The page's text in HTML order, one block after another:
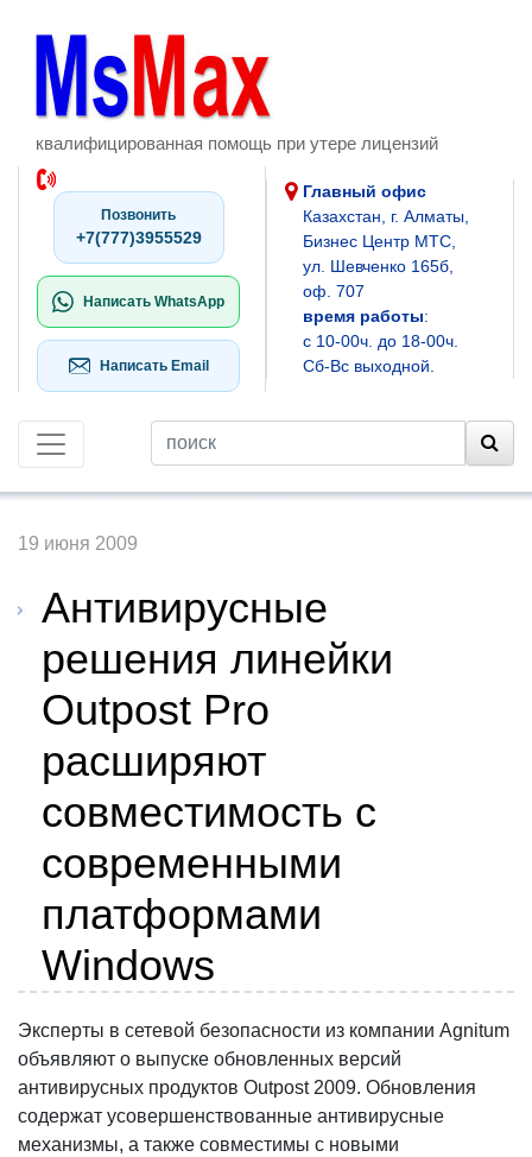
квалифицированная помощь при утере лицензий
Позвонить
+7(777)3955529
Написать WhatsApp
Написать Email
Главный офис
Казахстан, г. Алматы,
Бизнес Центр МТС,
ул. Шевченко 165б,
оф. 707
время работы:
с 10-00ч. до 18-00ч.
Сб-Вс выходной.
19 июня 2009
Антивирусные
решения линейки
Outpost Pro
расширяют
совместимость с
современными
платформами
Windows
Эксперты в сетевой безопасности из компании Agnitum
объявляют о выпуске обновленных версий
антивирусных продуктов Outpost 2009. Обновления
содержат усовершенствованные антивирусные
механизмы, а также совместимы с новыми